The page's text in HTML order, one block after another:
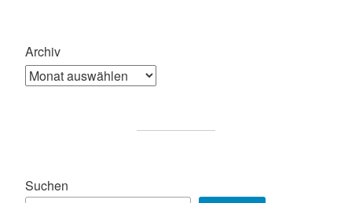
Archiv
Suchen